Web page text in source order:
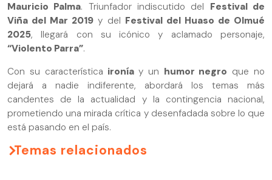
Mauricio Palma. Triunfador indiscutido del Festival de
Viña del Mar 2019 y del Festival del Huaso de Olmué
2025, llegará con su icónico y aclamado personaje,
“Violento Parra”.
Con su característica ironíay un humor negro que no
dejará a nadie indiferente, abordará los temas más
candentes de la actualidad y la contingencia nacional,
prometiendo una mirada crítica y desenfadada sobre lo que
está pasando en el país.
Temas relacionados